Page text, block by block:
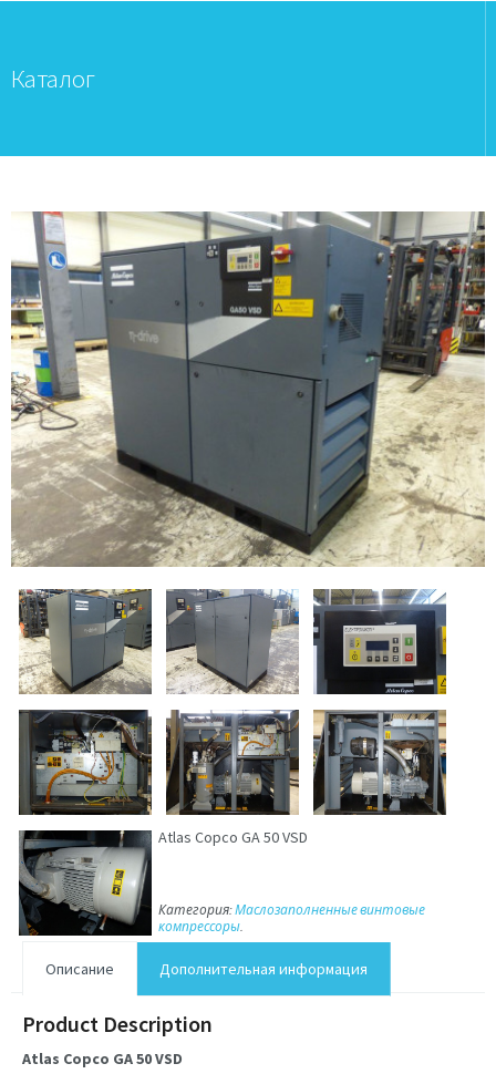
Каталог
Atlas Copco GA 50 VSD
Категория:Маслозаполненные винтовые
компрессоры
Описание Дополнительная информация
Product Description
Atlas Copco GA 50 VSD